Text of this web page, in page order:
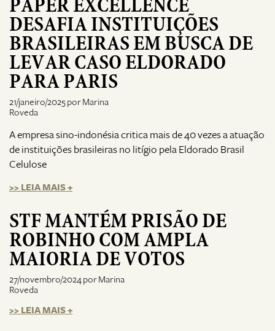
PAPER EXCELLENCE
DESAFIA INSTITUIÇÕES
BRASILEIRAS EM BUSCA DE
LEVAR CASO ELDORADO
PARA PARIS
21/janeiro/2025 por Marina
Roveda
A empresa sino-indonésia critica mais de 40 vezes a atuação
de instituições brasileiras no litígio pela Eldorado Brasil
Celulose
>> LEIA MAIS +
STF MANTÉM PRISÃO DE
ROBINHO COM AMPLA
MAIORIA DE VOTOS
27/novembro/2024 por Marina
Roveda
>> LEIA MAIS +